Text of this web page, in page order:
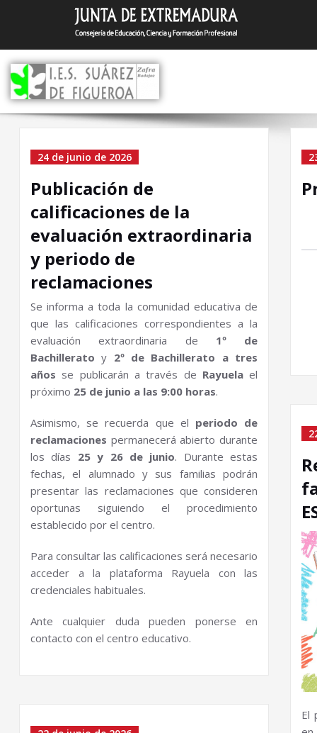
Saltar
contenido
Home
24 de junio de 2026
Publicación de
calificaciones de la
evaluación extraordinaria
y periodo de
reclamaciones
Se informa a toda la comunidad educativa de
que las calificaciones correspondientes a la
evaluación extraordinaria de 1º de
Bachillerato y 2º de Bachillerato a tres
años se publicarán a través de Rayuelael
próximo 25 de junio a las 9:00 horas.
Asimismo, se recuerda que el periodo de
reclamaciones permanecerá abierto durante
los días 25 y 26 de junio. Durante estas
fechas, el alumnado y sus familias podrán
presentar las reclamaciones que consideren
oportunas siguiendo el procedimiento
establecido por el centro.
Para consultar las calificaciones será necesario
acceder a la plataforma Rayuela con las
credenciales habituales.
Ante cualquier duda pueden ponerse en
contacto con el centro educativo.
El